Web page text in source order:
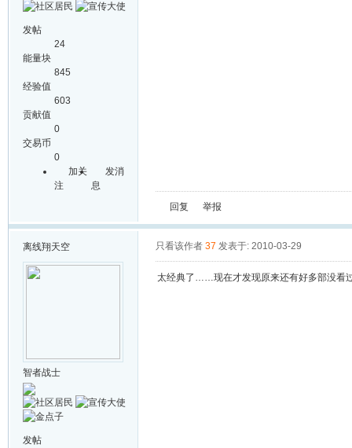
发帖
24
能量块
845
经验值
603
贡献值
0
交易币
0
加关
注
发消
息
回复 举报
离线翔天空
智者战士
发帖
只看该作者 37 发表于: 2010-03-29
太经典了……现在才发现原来还有好多部没